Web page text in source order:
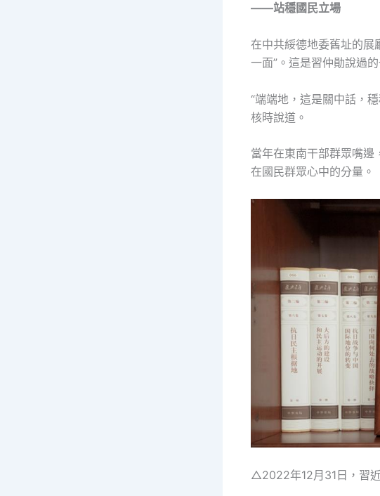
——站穩國民立場
在中共綏德地委舊址的展
一面”。這是習仲勛說過的
“端端地，這是關中話，
核時說道。
當年在東南干部群眾嘴邊
在國民群眾心中的分量。
△2022年12月31日，習